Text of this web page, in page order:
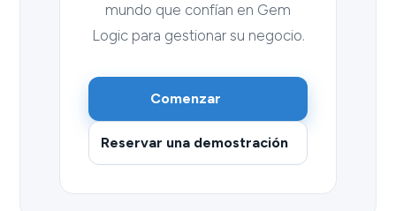
mundo que confían en Gem
Logic para gestionar su negocio.
Comenzar
Reservar una demostración